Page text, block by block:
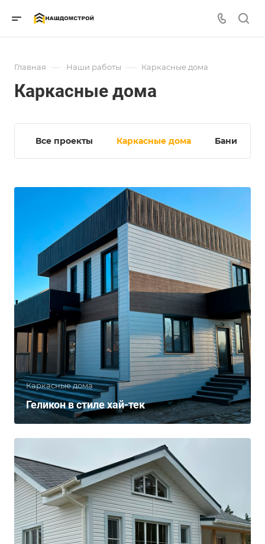
Главная — Наши работы — Каркасные дома
Каркасные дома
Все проекты Каркасные дома Бани
Каркасные дома
Геликон в стиле хай-тек